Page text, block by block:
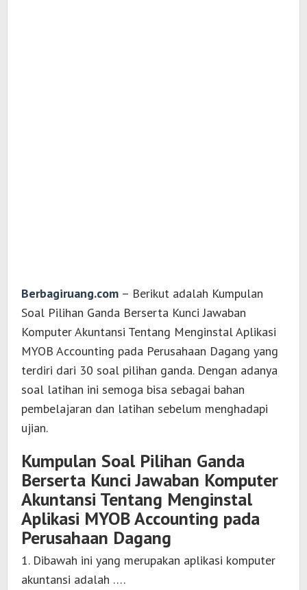
Berbagiruang.com – Berikut adalah Kumpulan
Soal Pilihan Ganda Berserta Kunci Jawaban
Komputer Akuntansi Tentang Menginstal Aplikasi
MYOB Accounting pada Perusahaan Dagang yang
terdiri dari 30 soal pilihan ganda. Dengan adanya
soal latihan ini semoga bisa sebagai bahan
pembelajaran dan latihan sebelum menghadapi
ujian.
Kumpulan Soal Pilihan Ganda
Berserta Kunci Jawaban Komputer
Akuntansi Tentang Menginstal
Aplikasi MYOB Accounting pada
Perusahaan Dagang
1. Dibawah ini yang merupakan aplikasi komputer
akuntansi adalah ….